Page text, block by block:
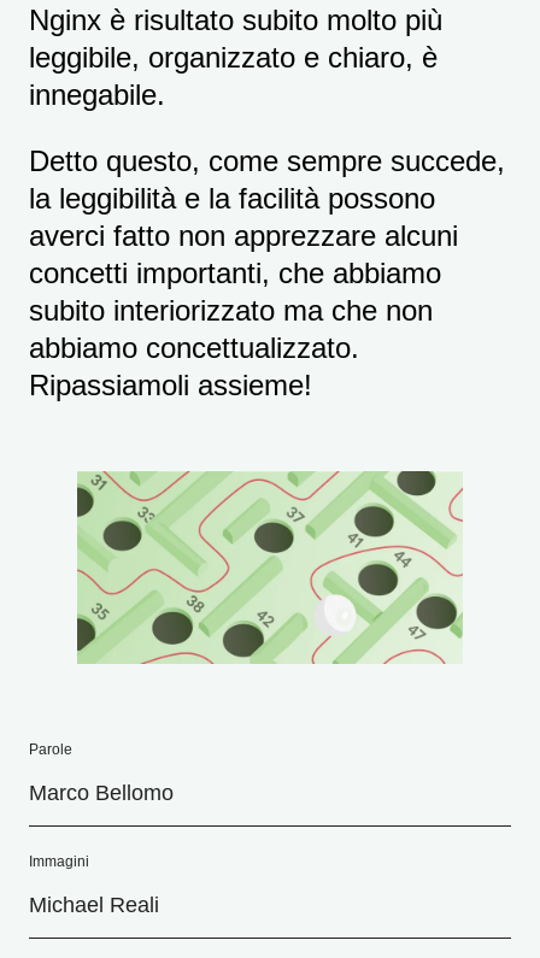
Nginx è risultato subito molto più
leggibile, organizzato e chiaro, è
innegabile.
Detto questo, come sempre succede,
la leggibilità e la facilità possono
averci fatto non apprezzare alcuni
concetti importanti, che abbiamo
subito interiorizzato ma che non
abbiamo concettualizzato.
Ripassiamoli assieme!
Parole
Marco Bellomo
Immagini
Michael Reali